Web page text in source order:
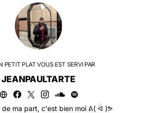
PETIT PLAT VOUS EST SERVI PAR
JEANPAULTARTE
de ma part, c'est bien moi ᕕ( ᐛ )ᕗ